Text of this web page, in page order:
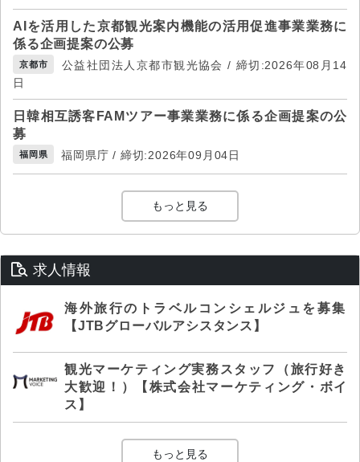
AIを活用した京都観光案内機能の活用促進事業業務に
係る企画提案の公募
京都市
公益社団法人京都市観光協会 / 締切:2026年08月14
日
日韓相互誘客FAMツアー事業業務に係る企画提案の公
募
福岡県 福岡県庁 / 締切:2026年09月04日
もっと見る
求人情報
海外旅行のトラベルコンシェルジュを募集
【JTBグローバルアシスタンス】
観光マーケティング実務スタッフ（旅行好き
大歓迎！）【株式会社マーケティング・ボイ
ス】
もっと見る